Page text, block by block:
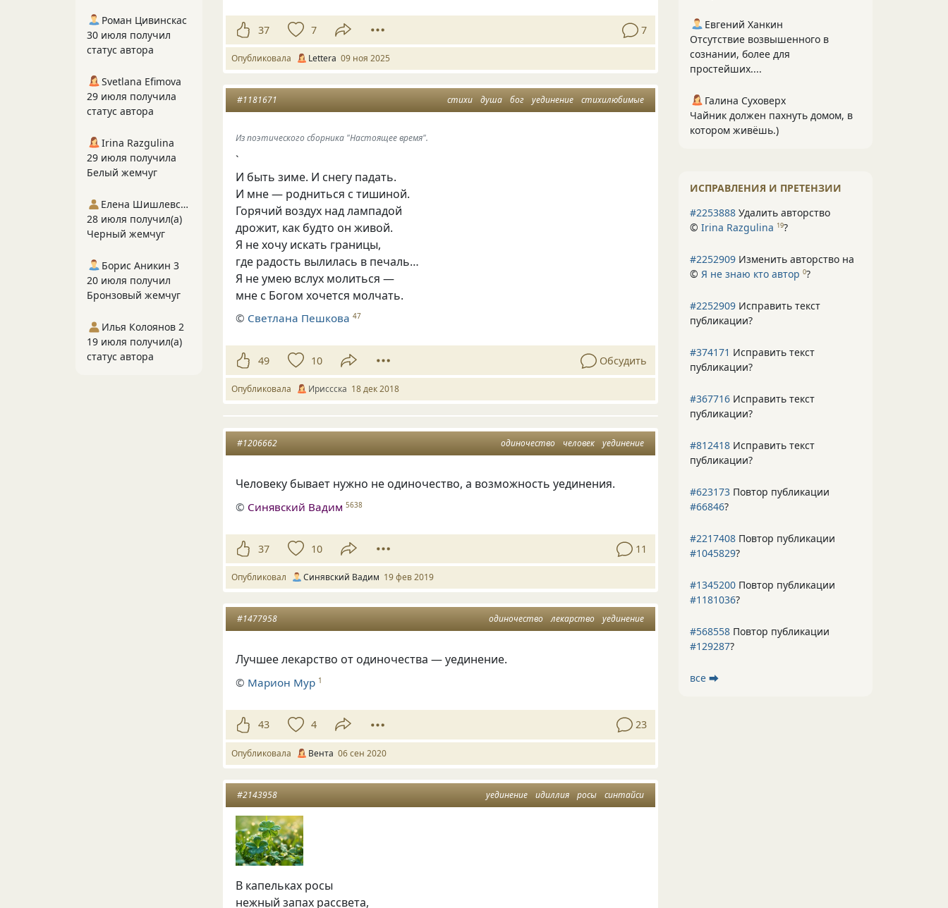
37 7 7
Опубликовала Lettera 09 ноя 2025
стихи душа бог уединение стихилюбимые
#1181671
Из поэтического сборника "Настоящее время".
`
И быть зиме. И снегу падать.
И мне — родниться с тишиной.
Горячий воздух над лампадой
дрожит, как будто он живой.
Я не хочу искать границы,
где радость вылилась в печаль…
Я не умею вслух молиться —
мне с Богом хочется молчать.
© Светлана Пешкова 47
49 10 Обсудить
Опубликовала Ириссска 18 дек 2018
одиночество человек уединение
#1206662
Человеку бывает нужно не одиночество, а возможность уединения.
© Синявский Вадим 5638
37 10 11
Опубликовал Синявский Вадим 19 фев 2019
одиночество лекарство уединение
#1477958
Лучшее лекарство от одиночества — уединение.
© Марион Мур 1
43 4 23
Опубликовала Вента 06 сен 2020
уединение идиллия росы синтайси
#2143958
В капельках росы
нежный запах рассвета,
Евгений Ханкин
Отсутствие возвышенного в
сознании, более для
простейших....
Галина Суховерх
Чайник должен пахнуть домом, в
котором живёшь.)
ИСПРАВЛЕНИЯ И ПРЕТЕНЗИИ
#2253888 Удалить авторство
© Irina Razgulina 19?
#2252909 Изменить авторство на
© Я не знаю кто автор 0?
#2252909 Исправить текст
публикации?
#374171 Исправить текст
публикации?
#367716 Исправить текст
публикации?
#812418 Исправить текст
публикации?
#623173 Повтор публикации
#66846?
#2217408 Повтор публикации
#1045829?
#1345200 Повтор публикации
#1181036?
#568558 Повтор публикации
#129287?
все ⮕
Роман Цивинскас
30 июля получил
статус автора
Svetlana Efimova
29 июля получила
статус автора
Irina Razgulina
29 июля получила
Белый жемчуг
Елена Шишлевская
28 июля получил(а)
Черный жемчуг
Борис Аникин 3
20 июля получил
Бронзовый жемчуг
Илья Колоянов 2
19 июля получил(а)
статус автора